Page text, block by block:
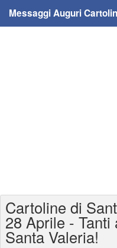
Messaggi Auguri
Cartoline auguri anni
Cartoline giorni anno
Cartoline di
28 Aprile -
Santa Valeria!